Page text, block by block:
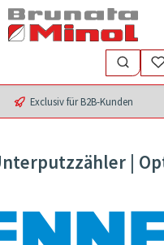
Exclusiv für B2B-Kunden
|